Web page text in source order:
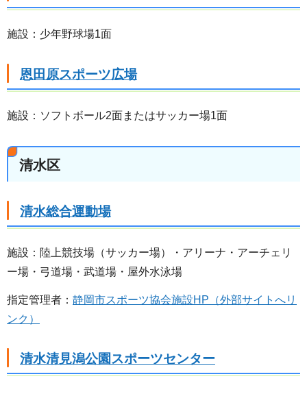
施設：少年野球場1面
恩田原スポーツ広場
施設：ソフトボール2面またはサッカー場1面
清水区
清水総合運動場
施設：陸上競技場（サッカー場）・アリーナ・アーチェリ
ー場・弓道場・武道場・屋外水泳場
指定管理者： 静岡市スポーツ協会施設HP（外部サイトへリ
ンク）
清水清見潟公園スポーツセンター